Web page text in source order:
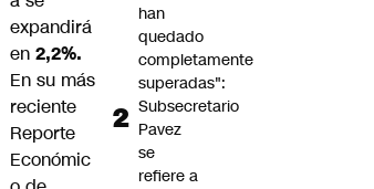
expandirá
en 2,2%.
En su más
reciente
Reporte
Económic
han
quedado
completamente
superadas":
Subsecretario
Pavez
se
refiere a